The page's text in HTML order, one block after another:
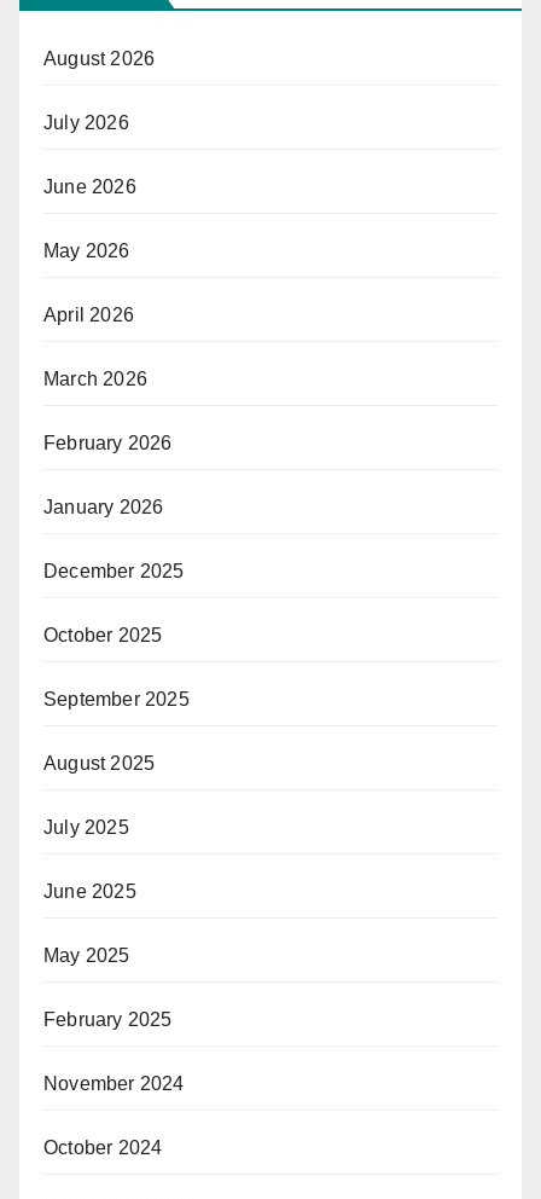
August 2026
July 2026
June 2026
May 2026
April 2026
March 2026
February 2026
January 2026
December 2025
October 2025
September 2025
August 2025
July 2025
June 2025
May 2025
February 2025
November 2024
October 2024